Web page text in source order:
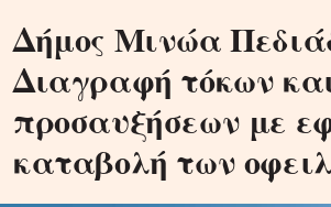
Δήμος Μινώα
Διαγραφή τόκων
προσαυξήσεων με
καταβολή των